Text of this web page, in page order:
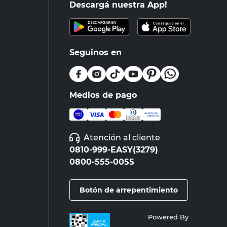
Descargá nuestra App!
Seguinos en
Medios de pago
Atención al cliente
0810-999-EASY(3279)
0800-555-0055
Botón de arrepentimiento
Powered By